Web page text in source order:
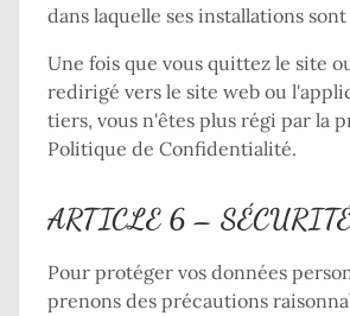
dans laquelle ses installations
Une fois que vous quittez le site
redirigé vers le site web ou
tiers, vous n'êtes plus régi par la
Politique de Confidentialité.
ARTICLE 6 –
Pour protéger vos données
prenons des précautions